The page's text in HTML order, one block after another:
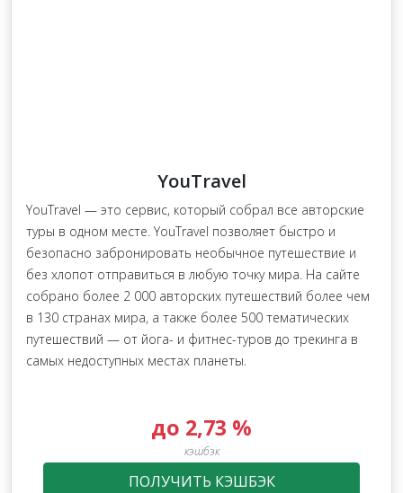
YouTravel
YouTravel — это сервис, который собрал все авторские
туры в одном месте. YouTravel позволяет быстро и
безопасно забронировать необычное путешествие и
без хлопот отправиться в любую точку мира. На сайте
собрано более 2 000 авторских путешествий более чем
в 130 странах мира, а также более 500 тематических
путешествий — от йога- и фитнес-туров до трекинга в
самых недоступных местах планеты.
до 2,73 %
кэшбэк
ПОЛУЧИТЬ КЭШБЭК